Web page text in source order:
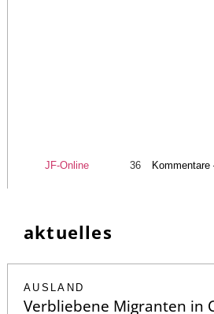
JF-Online 36
aktuelles
AUSLAND
Verbliebene Migranten in